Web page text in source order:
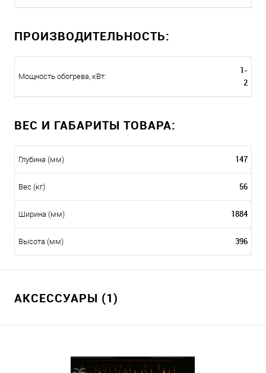
ПРОИЗВОДИТЕЛЬНОСТЬ:
Мощность обогрева, кВт:
1-
2
ВЕС И ГАБАРИТЫ ТОВАРА:
Глубина (мм) 147
Вес (кг) 56
Ширина (мм) 1884
Высота (мм) 396
АКСЕССУАРЫ (1)